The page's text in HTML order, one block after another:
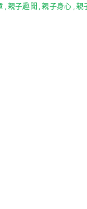
親子趣聞 親子身心 親